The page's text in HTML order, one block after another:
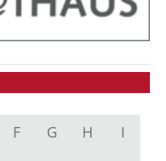
F G H
I